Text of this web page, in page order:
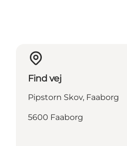
Find vej
Pipstorn Skov, Faaborg
5600 Faaborg